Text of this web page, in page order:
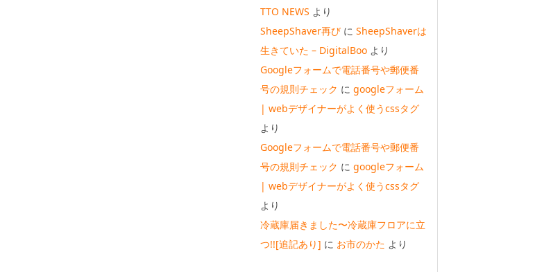
TTO NEWS より
SheepShaver再び に SheepShaverは
生きていた – DigitalBoo より
Googleフォームで電話番号や郵便番
号の規則チェック に googleフォーム
| webデザイナーがよく使うcssタグ
より
Googleフォームで電話番号や郵便番
号の規則チェック に googleフォーム
| webデザイナーがよく使うcssタグ
より
冷蔵庫届きました〜冷蔵庫フロアに立
つ!![追記あり] に お市のかた より